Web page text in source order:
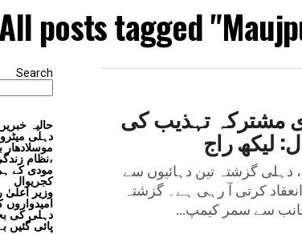
All posts tagged
مشترکہ تہذیب کی
لیکھ راج
دہلی گزشتہ تین دہائیوں سے
کرتی آ رہی ہے۔ گزشتہ
سے سمر کیمپ...
Search
حالیہ
دہلی میٹرو
،نظام
مودی کے
کجریوال
دہلی کی
پائی گئیں